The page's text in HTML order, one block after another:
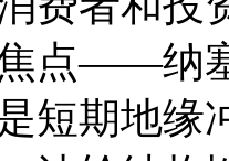
点——纳
短期地缘